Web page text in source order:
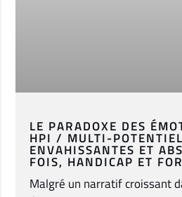
LE PARADOXE DES
HPI / MULTI-
ENVAHISSANTES ET
FOIS, HANDICAP ET
Malgré un narratif croissant